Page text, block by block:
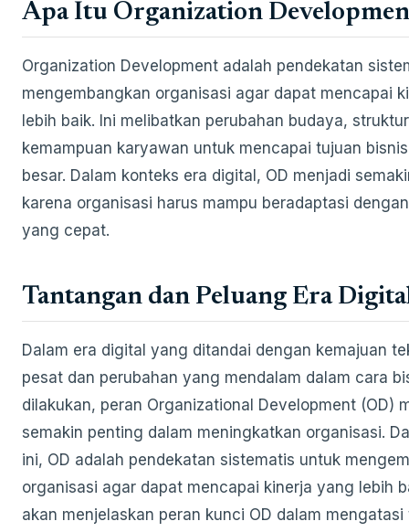
Apa Itu Organization
Organization Development adalah pendekatan
mengembangkan organisasi agar dapat mencapai
lebih baik. Ini melibatkan perubahan budaya,
kemampuan karyawan untuk mencapai tujuan
besar. Dalam konteks era digital, OD menjadi
karena organisasi harus mampu beradaptasi
yang cepat.
Tantangan dan Peluang Era
Dalam era digital yang ditandai dengan kemajuan
pesat dan perubahan yang mendalam dalam cara
dilakukan, peran Organizational Development (OD)
semakin penting dalam meningkatkan organisasi.
ini, OD adalah pendekatan sistematis untuk
organisasi agar dapat mencapai kinerja yang lebih
akan menjelaskan peran kunci OD dalam